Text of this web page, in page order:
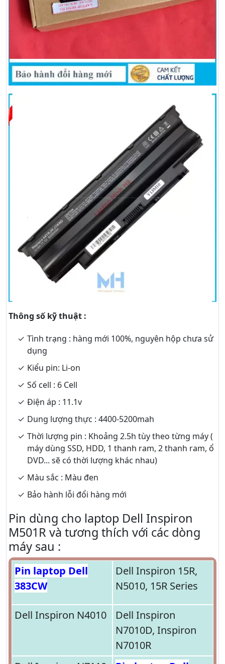
Thông số kỹ thuật :
Tình trạng : hàng mới 100%, nguyên hộp chưa sử
dụng
Kiểu pin: Li-on
Số cell : 6 Cell
Điện áp : 11.1v
Dung lượng thực : 4400-5200mah
Thời lượng pin : Khoảng 2.5h tùy theo từng máy (
máy dùng SSD, HDD, 1 thanh ram, 2 thanh ram, ổ
DVD... sẽ có thời lượng khác nhau)
Màu sắc : Màu đen
Bảo hành lỗi đổi hàng mới
Pin dùng cho laptop Dell Inspiron
M501R và tương thích với các dòng
máy sau :
Pin laptop Dell
383CW
Dell Inspiron 15R,
N5010, 15R Series
Dell Inspiron N4010
Dell Inspiron
N7010D, Inspiron
N7010R